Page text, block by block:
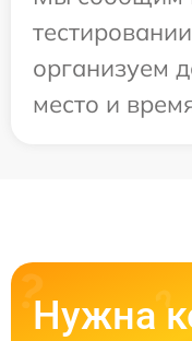
организуем
место и
Нужна